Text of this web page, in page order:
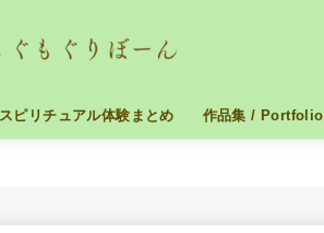
スピリチュアル体験まとめ 作品集 / Portfolio